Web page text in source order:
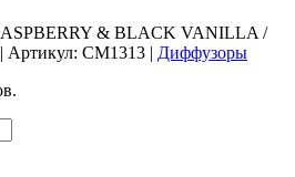
& BLACK VANILLA /
| Артикул: CM1313 | Диффузоры